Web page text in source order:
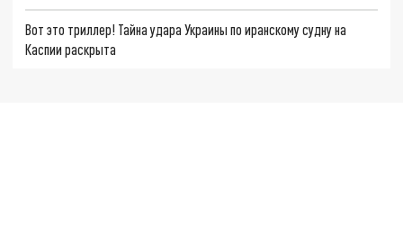
Вот это триллер! Тайна удара Украины по иранскому судну на
Каспии раскрыта